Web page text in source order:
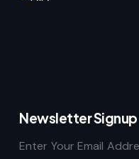
Newsletter Signup